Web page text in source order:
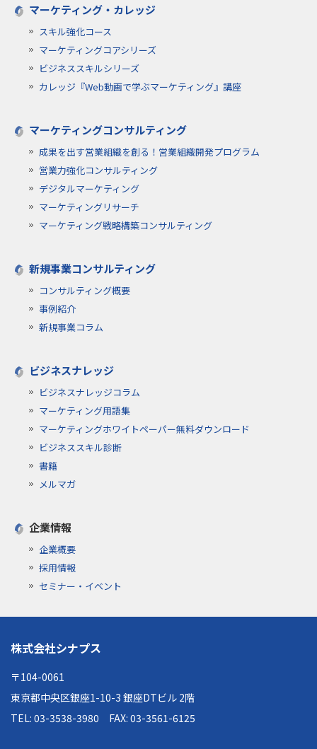
マーケティング・カレッジ
スキル強化コース
マーケティングコアシリーズ
ビジネススキルシリーズ
カレッジ『Web動画で学ぶマーケティング』講座
マーケティングコンサルティング
成果を出す営業組織を創る！営業組織開発プログラム
営業力強化コンサルティング
デジタルマーケティング
マーケティングリサーチ
マーケティング戦略構築コンサルティング
新規事業コンサルティング
コンサルティング概要
事例紹介
新規事業コラム
ビジネスナレッジ
ビジネスナレッジコラム
マーケティング用語集
マーケティングホワイトペーパー無料ダウンロード
ビジネススキル診断
書籍
メルマガ
企業情報
企業概要
採用情報
セミナー・イベント
株式会社シナプス
〒104-0061
東京都中央区銀座1-10-3 銀座DTビル 2階
TEL: 03-3538-3980 FAX: 03-3561-6125